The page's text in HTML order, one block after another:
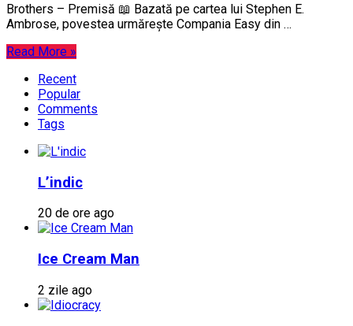
Brothers – Premisă 📖 Bazată pe cartea lui Stephen E.
Ambrose, povestea urmărește Compania Easy din …
Read More »
Recent
Popular
Comments
Tags
L’indic
20 de ore ago
Ice Cream Man
2 zile ago